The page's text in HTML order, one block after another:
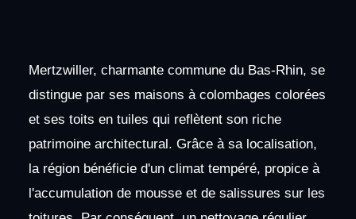
Mertzwiller, charmante commune du Bas-Rhin, se
distingue par ses maisons à colombages colorées
et ses toits en tuiles qui reflètent son riche
patrimoine architectural. Grâce à sa localisation,
la région bénéficie d'un climat tempéré, propice à
l'accumulation de mousse et de salissures sur les